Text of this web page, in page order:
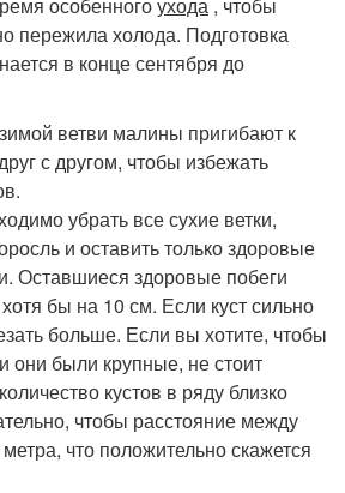
пережила холода. Подготовка
в конце сентября до
ветви малины пригибают к
с другом, чтобы избежать
убрать все сухие ветки,
и оставить только здоровые
Оставшиеся здоровые побеги
бы на 10 см. Если куст сильно
больше. Если вы хотите, чтобы
они были крупные, не стоит
кустов в ряду близко
чтобы расстояние между
что положительно скажется